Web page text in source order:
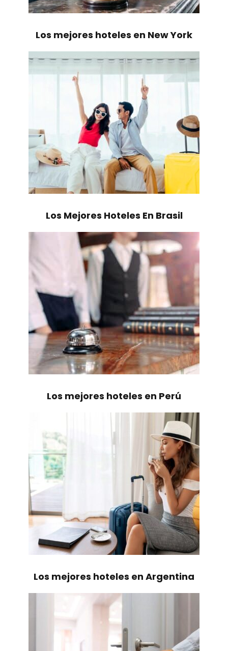
Los mejores hoteles en New York
Los Mejores Hoteles En Brasil
Los mejores hoteles en Perú
Los mejores hoteles en Argentina